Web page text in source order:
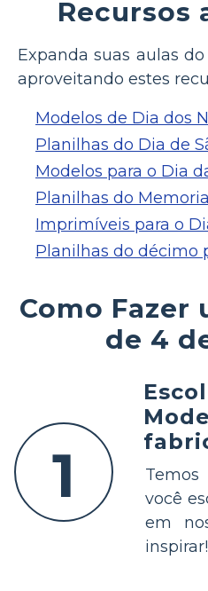
Recursos
Expanda suas aulas
aproveitando estes
Modelos de Dia dos
Planilhas do Dia de
Modelos para o Dia
Planilhas do
Imprimíveis para o
Planilhas do décimo
Como Fazer
de 4
1
você
em
inspirar!